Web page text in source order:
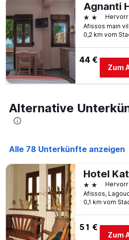
2 Sterne
0,2 km vom
44 €
Zum
Alternative
Alle 78 Unterkünfte anzeigen
Hotel
2 Sterne
0,1 km vom
51 €
Zum